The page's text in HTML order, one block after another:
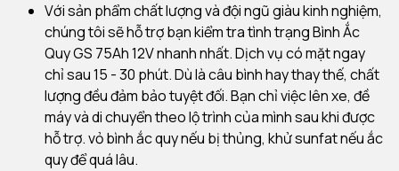
Với sản phẩm chất lượng và đội ngũ giàu kinh nghiệm,
chúng tôi sẽ hỗ trợ bạn kiểm tra tình trạng Bình Ắc
Quy GS 75Ah 12V nhanh nhất. Dịch vụ có mặt ngay
chỉ sau 15 - 30 phút. Dù là câu bình hay thay thế, chất
lượng đều đảm bảo tuyệt đối. Bạn chỉ việc lên xe, đề
máy và di chuyển theo lộ trình của mình sau khi được
hỗ trợ. vỏ bình ắc quy nếu bị thủng, khử sunfat nếu ắc
quy để quá lâu.